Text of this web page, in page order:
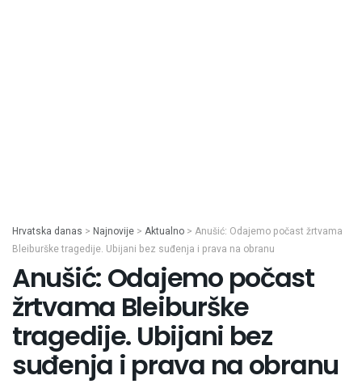
Hrvatska danas > Najnovije > Aktualno > Anušić: Odajemo počast žrtvama
Bleiburške tragedije. Ubijani bez suđenja i prava na obranu
Anušić: Odajemo počast
žrtvama Bleiburške
tragedije. Ubijani bez
suđenja i prava na obranu